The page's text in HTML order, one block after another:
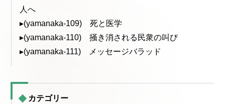
人へ
▸(yamanaka-109) 死と医学
▸(yamanaka-110) 掻き消される民衆の叫び
▸(yamanaka-111) メッセージバラッド
カテゴリー